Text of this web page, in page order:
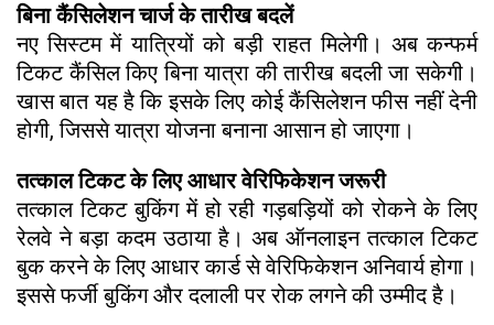
बिना कैंसिलेशन चार्ज के तारीख बदलें
नए सिस्टम में यात्रियों को बड़ी राहत मिलेगी। अब कन्फर्म
टिकट कैंसिल किए बिना यात्रा की तारीख बदली जा सकेगी।
खास बात यह है कि इसके लिए कोई कैंसिलेशन फीस नहीं देनी
होगी, जिससे यात्रा योजना बनाना आसान हो जाएगा।
तत्काल टिकट के लिए आधार वेरिफिकेशन जरूरी
तत्काल टिकट बुकिंग में हो रही गड़बड़ियों को रोकने के लिए
रेलवे ने बड़ा कदम उठाया है। अब ऑनलाइन तत्काल टिकट
बुक करने के लिए आधार कार्ड से वेरिफिकेशन अनिवार्य होगा।
इससे फर्जी बुकिंग और दलाली पर रोक लगने की उम्मीद है।